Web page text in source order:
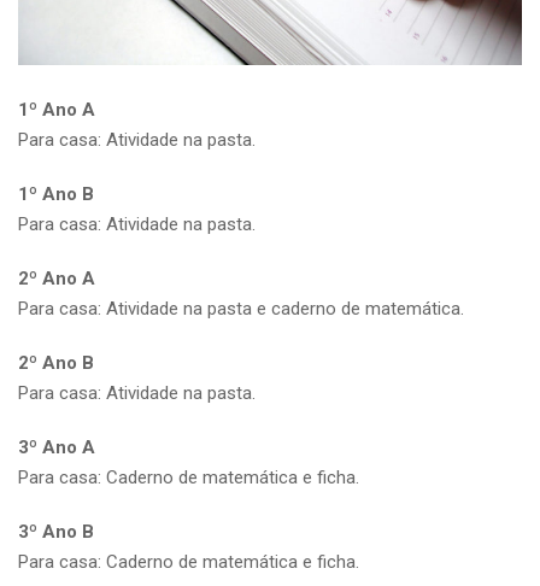
1º Ano A
Para casa: Atividade na pasta.
1º Ano B
Para casa: Atividade na pasta.
2º Ano A
Para casa: Atividade na pasta e caderno de matemática.
2º Ano B
Para casa: Atividade na pasta.
3º Ano A
Para casa: Caderno de matemática e ficha.
3º Ano B
Para casa: Caderno de matemática e ficha.